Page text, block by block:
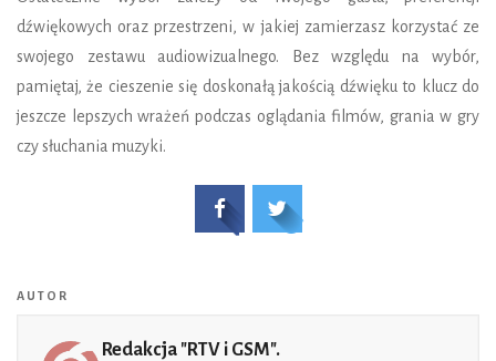
dźwiękowych oraz przestrzeni, w jakiej zamierzasz korzystać ze
swojego zestawu audiowizualnego. Bez względu na wybór,
pamiętaj, że cieszenie się doskonałą jakością dźwięku to klucz do
jeszcze lepszych wrażeń podczas oglądania filmów, grania w gry
czy słuchania muzyki.
AUTOR
Redakcja "RTV i GSM".